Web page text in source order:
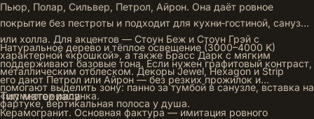
Пьюр, Полар, Сильвер, Петрол, Айрон. Она даёт ровное
покрытие без пестроты и подходит для кухни‑гостиной, санузла
или холла. Для акцентов — Стоун Беж и Стоун Грэй с
характерной «крошкой», а также Брасс Дарк с мягким
металлическим отблеском. Декоры Jewel, Hexagon и Strip
помогают выделить зону: панно за тумбой в санузле, вставка на
фартуке, вертикальная полоса у душа.
Натуральное дерево и тёплое освещение (3000–4000 K)
поддерживают базовые тона. Если нужен графитовый контраст,
его дают Петрол или Айрон — без резких прожилок и
«шумного» рисунка.
Тип материала
Керамогранит. Основная фактура — имитация ровного